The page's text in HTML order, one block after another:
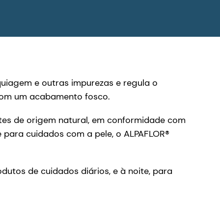
e outras impurezas e regula o
um acabamento fosco.
de origem natural, em conformidade com
cuidados com a pele, o ALPAFLOR®
de cuidados diários, e à noite, para